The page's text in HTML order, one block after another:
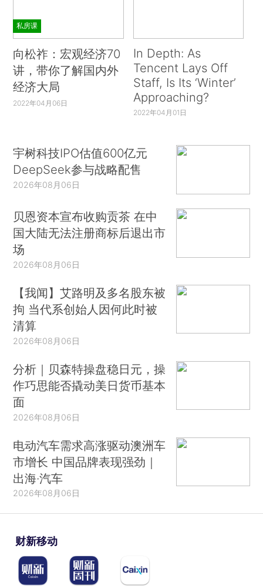
私房课
向松祚：宏观经济70
讲，带你了解国内外
经济大局
2022年04月06日
In Depth: As
Tencent Lays Off
Staff, Is Its ‘Winter’
Approaching?
2022年04月01日
宇树科技IPO估值600亿元
DeepSeek参与战略配售
2026年08月06日
贝恩资本宣布收购贡茶 在中
国大陆无法注册商标后退出市
场
2026年08月06日
【我闻】艾路明及多名股东被
拘 当代系创始人因何此时被
清算
2026年08月06日
分析｜贝森特操盘稳日元，操
作巧思能否撬动美日货币基本
面
2026年08月06日
电动汽车需求高涨驱动澳洲车
市增长 中国品牌表现强劲｜
出海·汽车
2026年08月06日
财新移动